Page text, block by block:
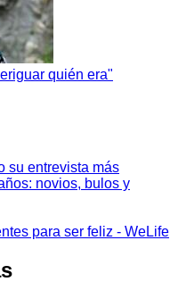
quién era"
su entrevista más
novios, bulos y
para ser feliz - WeLife